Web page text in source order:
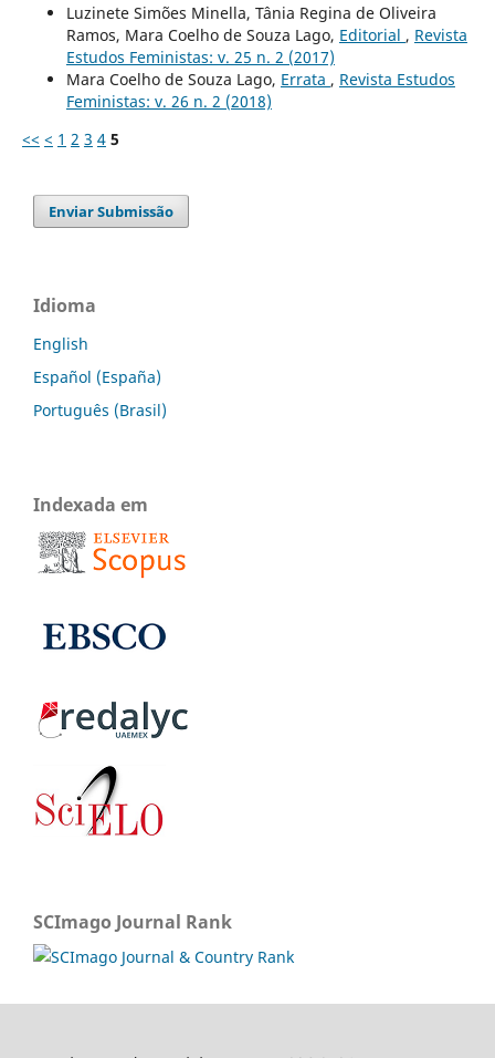
Luzinete Simões Minella, Tânia Regina de Oliveira
Ramos, Mara Coelho de Souza Lago, Editorial , Revista
Estudos Feministas: v. 25 n. 2 (2017)
Mara Coelho de Souza Lago, Errata , Revista Estudos
Feministas: v. 26 n. 2 (2018)
<< < 1 2 3 4 5
Enviar Submissão
Idioma
English
Español (España)
Português (Brasil)
Indexada em
SCImago Journal Rank